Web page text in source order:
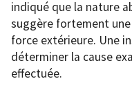
indiqué que la nature
suggère fortement
force extérieure. Une
déterminer la cause
effectuée.